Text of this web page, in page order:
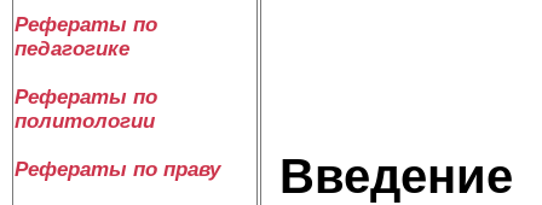
Рефераты по
педагогике
Рефераты по
политологии
Рефераты по праву
Введение